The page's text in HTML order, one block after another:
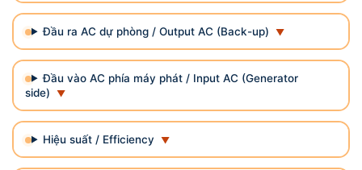
Đầu ra AC dự phòng / Output AC (Back-up)
Đầu vào AC phía máy phát / Input AC (Generator
side)
Hiệu suất / Efficiency